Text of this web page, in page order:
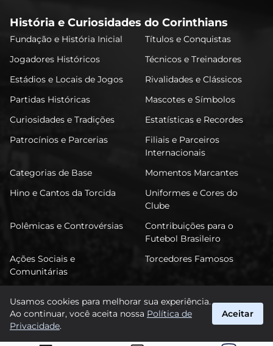
História e Curiosidades do Corinthians
Fundação e História Inicial
Títulos e Conquistas
Jogadores Históricos
Técnicos e Treinadores
Estádios e Locais de Jogos
Rivalidades e Clássicos
Partidas Históricas
Mascotes e Símbolos
Curiosidades e Tradições
Estatísticas e Recordes
Patrocínios e Parcerias
Filiais e Parceiros
Internacionais
Categorias de Base
Momentos Marcantes
Hino e Cantos da Torcida
Uniformes e Cores do
Clube
Polêmicas e Controvérsias
Contribuições para o
Futebol Brasileiro
Ações Sociais e
Comunitárias
Torcedores Famosos
FuTimão
Usamos cookies para melhorar sua experiência.
Ao continuar, você aceita nossa Política de
Privacidade.
Aceitar